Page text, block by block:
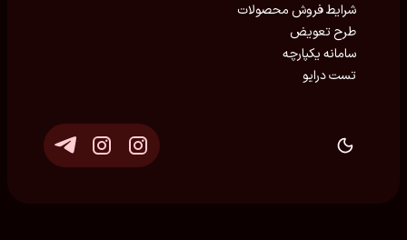
شرایط فروش محصولات
طرح تعویض
سامانه یکپارچه
تست درایو
Eron